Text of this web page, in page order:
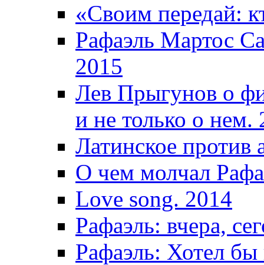
«Своим передай:
Рафаэль Мартос
2015
Лев Прыгунов о
и не только о нем.
Латинское против
О чем молчал
Love song. 2014
Рафаэль: вчера,
Рафаэль: Хотел